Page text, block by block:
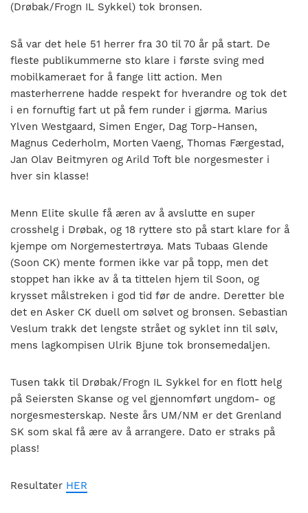
(Drøbak/Frogn IL Sykkel) tok bronsen.
Så var det hele 51 herrer fra 30 til 70 år på start. De
fleste publikummerne sto klare i første sving med
mobilkameraet for å fange litt action. Men
masterherrene hadde respekt for hverandre og tok det
i en fornuftig fart ut på fem runder i gjørma. Marius
Ylven Westgaard, Simen Enger, Dag Torp-Hansen,
Magnus Cederholm, Morten Vaeng, Thomas Færgestad,
Jan Olav Beitmyren og Arild Toft ble norgesmester i
hver sin klasse!
Menn Elite skulle få æren av å avslutte en super
crosshelg i Drøbak, og 18 ryttere sto på start klare for å
kjempe om Norgemestertrøya. Mats Tubaas Glende
(Soon CK) mente formen ikke var på topp, men det
stoppet han ikke av å ta tittelen hjem til Soon, og
krysset målstreken i god tid før de andre. Deretter ble
det en Asker CK duell om sølvet og bronsen. Sebastian
Veslum trakk det lengste strået og syklet inn til sølv,
mens lagkompisen Ulrik Bjune tok bronsemedaljen.
Tusen takk til Drøbak/Frogn IL Sykkel for en flott helg
på Seiersten Skanse og vel gjennomført ungdom- og
norgesmesterskap. Neste års UM/NM er det Grenland
SK som skal få ære av å arrangere. Dato er straks på
plass!
Resultater HER